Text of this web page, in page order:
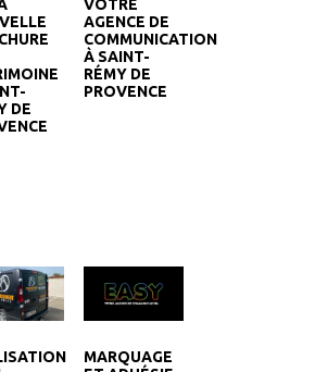
DE
VOTRE
AGENCE DE
COMMUNICATION
À SAINT-
RÉMY DE
PROVENCE
MARQUAGE